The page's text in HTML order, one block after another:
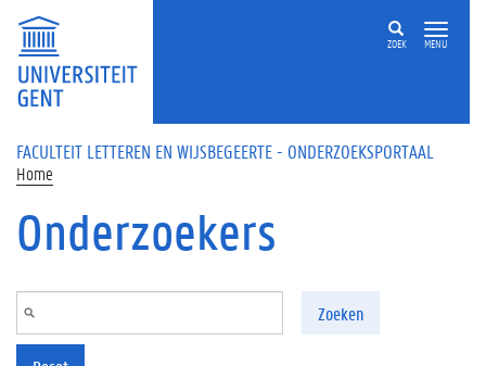
Overslaan en naar de inhoud gaan
ZOEK MENU
FACULTEIT LETTEREN EN WIJSBEGEERTE - ONDERZOEKSPORTAAL
Home
Onderzoekers
Zoeken